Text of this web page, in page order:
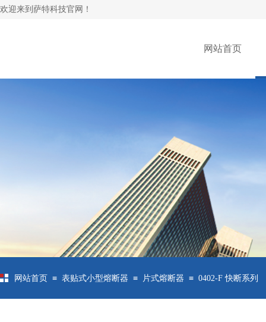
欢迎来到萨特科技官网！
网站首页
网站首页 ≡ 表贴式小型熔断器 ≡ 片式熔断器 ≡ 0402-F 快断系列